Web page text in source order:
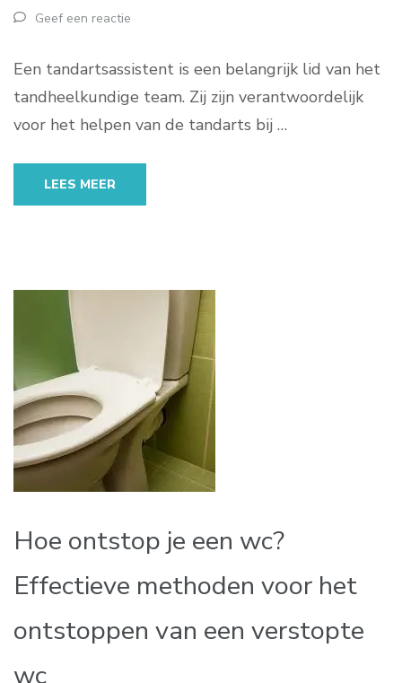
Geef een reactie
Een tandartsassistent is een belangrijk lid van het
tandheelkundige team. Zij zijn verantwoordelijk
voor het helpen van de tandarts bij …
LEES MEER
Hoe ontstop je een wc?
Effectieve methoden voor het
ontstoppen van een verstopte
wc